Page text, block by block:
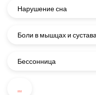
Нарушение сна
Боли в мышцах и
Бессонница
...